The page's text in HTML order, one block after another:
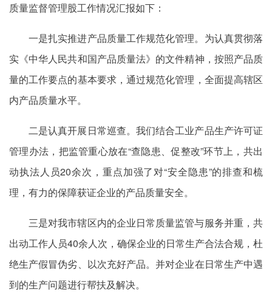
质量监督管理股工作情况汇报如下：
一是扎实推进产品质量工作规范化管理。为认真贯彻落
实《中华人民共和国产品质量法》的文件精神，按照产品质
量的工作要点的基本要求，通过规范化管理，全面提高辖区
内产品质量水平。
二是认真开展日常巡查。我们结合工业产品生产许可证
管理办法，把监管重心放在“查隐患、促整改”环节上，共出
动执法人员20余次，重点加强了对“安全隐患”的排查和梳
理，有力的保障获证企业的产品质量安全。
三是对我市辖区内的企业日常质量监管与服务并重，共
出动工作人员40余人次，确保企业的日常生产合法合规，杜
绝生产假冒伪劣、以次充好产品。并对企业在日常生产中遇
到的生产问题进行帮扶及解决。